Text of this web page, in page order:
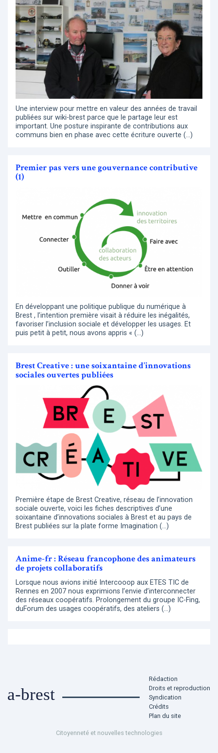
Une interview pour mettre en valeur des années de travail
publiées sur wiki-brest parce que le partage leur est
important. Une posture inspirante de contributions aux
communs bien en phase avec cette écriture ouverte (…)
Premier pas vers une gouvernance contributive
(1)
En développant une politique publique du numérique à
Brest , l’intention première visait à réduire les inégalités,
favoriser l’inclusion sociale et développer les usages. Et
puis petit à petit, nous avons appris « (…)
Brest Creative : une soixantaine d’innovations
sociales ouvertes publiées
Première étape de Brest Creative, réseau de l’innovation
sociale ouverte, voici les fiches descriptives d’une
soixantaine d’innovations sociales à Brest et au pays de
Brest publiées sur la plate forme Imagination (…)
Anime-fr : Réseau francophone des animateurs
de projets collaboratifs
Lorsque nous avions initié Intercooop aux ETES TIC de
Rennes en 2007 nous exprimions l’envie d’interconnecter
des réseaux coopératifs. Prolongement du groupe IC-Fing,
duForum des usages coopératifs, des ateliers (…)
a-brest
Rédaction
Droits et reproduction
Syndication
Crédits
Plan du site
Citoyenneté et nouvelles technologies